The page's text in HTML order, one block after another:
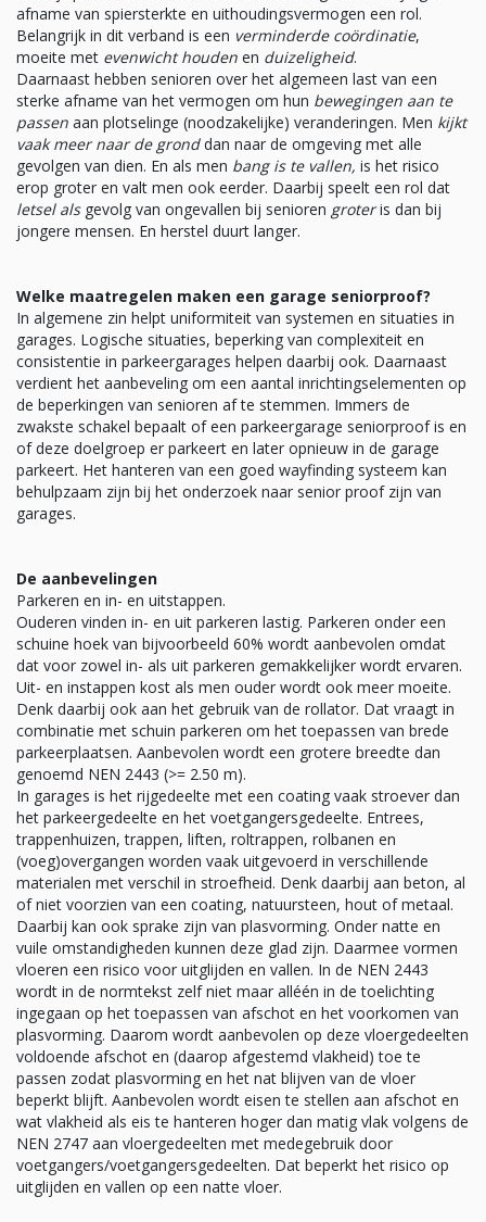
afname van spiersterkte en uithoudingsvermogen een rol.
Belangrijk in dit verband is een verminderde coördinatie,
moeite met evenwicht houden en duizeligheid.
Daarnaast hebben senioren over het algemeen last van een
sterke afname van het vermogen om hun bewegingen aan te
passen aan plotselinge (noodzakelijke) veranderingen. Men kijkt
vaak meer naar de gronddan naar de omgeving met alle
gevolgen van dien. En als men bang is te vallen, is het risico
erop groter en valt men ook eerder. Daarbij speelt een rol dat
letsel als gevolg van ongevallen bij senioren groteris dan bij
jongere mensen. En herstel duurt langer.
Welke maatregelen maken een garage seniorproof?
In algemene zin helpt uniformiteit van systemen en situaties in
garages. Logische situaties, beperking van complexiteit en
consistentie in parkeergarages helpen daarbij ook. Daarnaast
verdient het aanbeveling om een aantal inrichtingselementen op
de beperkingen van senioren af te stemmen. Immers de
zwakste schakel bepaalt of een parkeergarage seniorproof is en
of deze doelgroep er parkeert en later opnieuw in de garage
parkeert. Het hanteren van een goed wayfinding systeem kan
behulpzaam zijn bij het onderzoek naar senior proof zijn van
garages.
De aanbevelingen
Parkeren en in- en uitstappen.
Ouderen vinden in- en uit parkeren lastig. Parkeren onder een
schuine hoek van bijvoorbeeld 60% wordt aanbevolen omdat
dat voor zowel in- als uit parkeren gemakkelijker wordt ervaren.
Uit- en instappen kost als men ouder wordt ook meer moeite.
Denk daarbij ook aan het gebruik van de rollator. Dat vraagt in
combinatie met schuin parkeren om het toepassen van brede
parkeerplaatsen. Aanbevolen wordt een grotere breedte dan
genoemd NEN 2443 (>= 2.50 m).
In garages is het rijgedeelte met een coating vaak stroever dan
het parkeergedeelte en het voetgangersgedeelte. Entrees,
trappenhuizen, trappen, liften, roltrappen, rolbanen en
(voeg)overgangen worden vaak uitgevoerd in verschillende
materialen met verschil in stroefheid. Denk daarbij aan beton, al
of niet voorzien van een coating, natuursteen, hout of metaal.
Daarbij kan ook sprake zijn van plasvorming. Onder natte en
vuile omstandigheden kunnen deze glad zijn. Daarmee vormen
vloeren een risico voor uitglijden en vallen. In de NEN 2443
wordt in de normtekst zelf niet maar alléén in de toelichting
ingegaan op het toepassen van afschot en het voorkomen van
plasvorming. Daarom wordt aanbevolen op deze vloergedeelten
voldoende afschot en (daarop afgestemd vlakheid) toe te
passen zodat plasvorming en het nat blijven van de vloer
beperkt blijft. Aanbevolen wordt eisen te stellen aan afschot en
wat vlakheid als eis te hanteren hoger dan matig vlak volgens de
NEN 2747 aan vloergedeelten met medegebruik door
voetgangers/voetgangersgedeelten. Dat beperkt het risico op
uitglijden en vallen op een natte vloer.